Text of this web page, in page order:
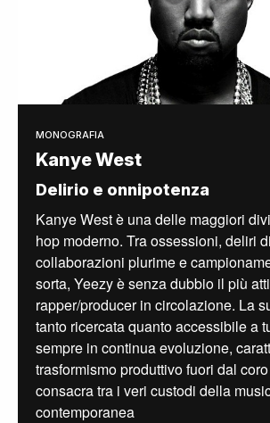
MONOGRAFIA
Kanye West
Delirio e onnipotenza
Kanye West è una delle maggiori
hop moderno. Tra ossessioni, deliri
collaborazioni plurime e
sorta, Yeezy è senza dubbio il più
rapper/producer in circolazione. La
tanto ricercata quanto accessibile a
sempre in continua evoluzione,
trasformismo produttivo fuori dal
consacra tra i veri custodi della
contemporanea